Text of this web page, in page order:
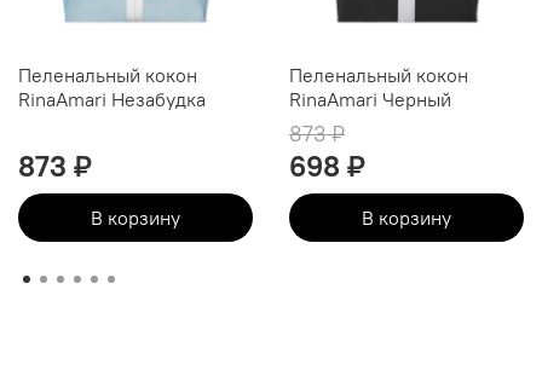
Пеленальный кокон
RinaAmari Незабудка
873 ₽
В корзину
Пеленальный кокон
RinaAmari Черный
873 ₽
698 ₽
В корзину